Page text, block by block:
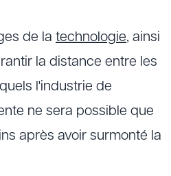
de la technologie, ainsi
la distance entre les
l'industrie de
ne sera possible que
après avoir surmonté la